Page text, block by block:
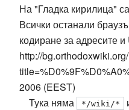
На "Гладка кирилица"
Всички останали
кодиране за адресите
http://
2006 (EEST)
Тука няма
*/wiki/*